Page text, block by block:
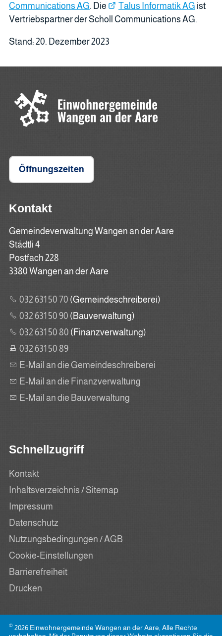
Communications AG. Die Talus Informatik AG ist
Vertriebspartner der Scholl Communications AG.
Stand: 20. Dezember 2023
Öffnungszeiten
Kontakt
Gemeindeverwaltung Wangen an der Aare
Städtli 4
Postfach 228
3380 Wangen an der Aare
032 631 50 70 (Gemeindeschreiberei)
032 631 50 90 (Bauverwaltung)
032 631 50 80 (Finanzverwaltung)
032 631 50 89
E-Mail an die Gemeindeschreiberei
E-Mail an die Finanzverwaltung
E-Mail an die Bauverwaltung
Schnellzugriff
Kontakt
Inhaltsverzeichnis / Sitemap
Impressum
Datenschutz
Nutzungsbedingungen / AGB
Cookie-Einstellungen
Barrierefreiheit
Drucken
© 2026 Einwohnergemeinde Wangen an der Aare, Alle Rechte